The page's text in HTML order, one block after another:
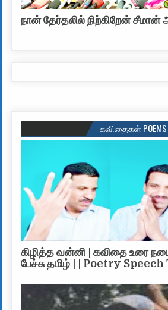
நான் தேர்தலில் நிற்கிறேன் சீமான்
கவிதைகள் POEMS
கிழித்த வன்னி | கவிதை உரை
பேச்சு தமிழ் | | Poetry